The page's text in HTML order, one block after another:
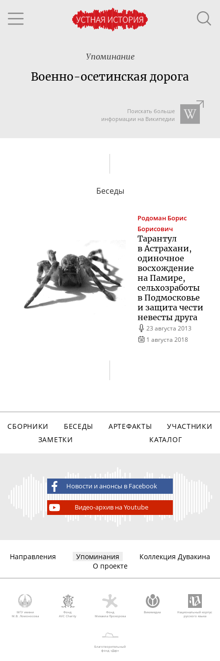
Упоминание
Военно-осетинская дорога
Поискать больше
информации на Википедии
Беседы
Родоман Борис
Борисович
Тарантул
в Астрахани,
одиночное
восхождение
на Памире,
сельхозработы
в Подмосковье
и защита чести
невесты друга
23 августа 2013
1 августа 2018
СБОРНИКИ БЕСЕДЫ АРТЕФАКТЫ
УЧАСТНИКИ
ЗАМЕТКИ
КАТАЛОГ
Новости и анонсы в Facebook
Видео-архив на Youtube
Направления Упоминания
Коллекция Дувакина
О проекте
МГУ имени
М.В. Ломоносова
Фонд
AVC Charity
Фонд
Михаила Прохорова
Викимедиа
Национальный корпус
русского языка
Благотворительный
фонд «Дар»